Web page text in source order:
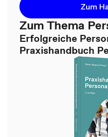
Zum
Zum Thema
Erfolgreiche
Praxishandbuch